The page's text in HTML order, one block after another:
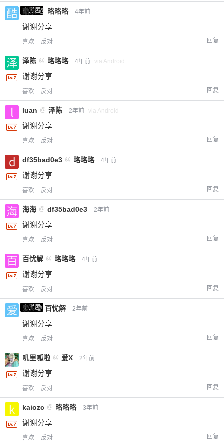
小黑屋
酷乐 @ 略略略 4年前
谢谢分享
喜欢 反对 回复
泽陈 @ 略略略 4年前 via Android
谢谢分享
喜欢 反对 回复
luan @ 泽陈 2年前 via Android
谢谢分享
喜欢 反对 回复
df35bad0e3 @ 略略略 4年前
谢谢分享
喜欢 反对 回复
海海 @ df35bad0e3 2年前
谢谢分享
喜欢 反对 回复
百忧解 @ 略略略 4年前
谢谢分享
喜欢 反对 回复
小黑屋
爱X @ 百忧解 2年前
谢谢分享
喜欢 反对 回复
叽里呱啦 @ 爱X 2年前
谢谢分享
喜欢 反对 回复
kaiozc @ 略略略 3年前
谢谢分享
喜欢 反对 回复